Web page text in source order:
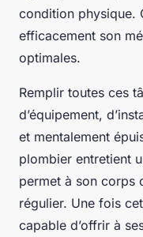
condition physique.
efficacement son
optimales.
Remplir toutes ces
d’équipement,
et mentalement
plombier entretient
permet à son corps
régulier. Une fois
capable d’offrir à